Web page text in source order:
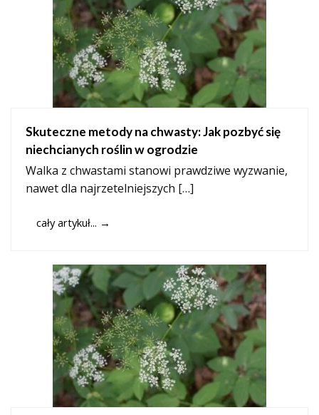
Skuteczne metody na chwasty: Jak pozbyć się
niechcianych roślin w ogrodzie
Walka z chwastami stanowi prawdziwe wyzwanie,
nawet dla najrzetelniejszych […]
cały artykuł... →